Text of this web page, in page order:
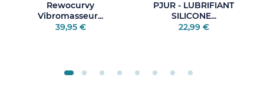
Rewocurvy
Vibromasseur...
39,95 €
PJUR - LUBRIFIANT
SILICONE...
22,99 €